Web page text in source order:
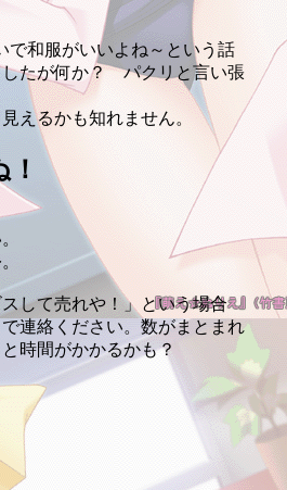
和服がいいよね～という話
したが何か？ パクリと言い張
えるかも知れません。
して売れや！」という場合
連絡ください。数がまとまれ
時間がかかるかも？